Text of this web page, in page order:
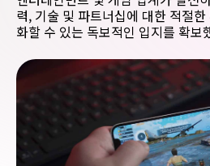
력, 기술 및 파트너십에 대한 적절
화할 수 있는 독보적인 입지를 확보